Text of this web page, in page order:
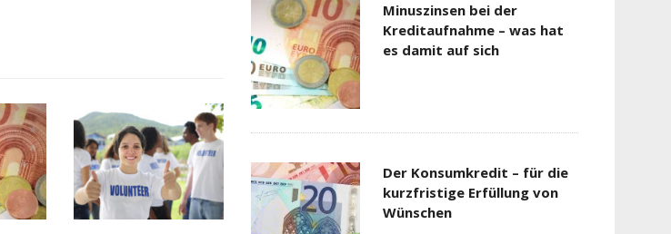
Minuszinsen bei der
Kreditaufnahme – was hat
es damit auf sich
Der Konsumkredit – für die
kurzfristige Erfüllung von
Wünschen